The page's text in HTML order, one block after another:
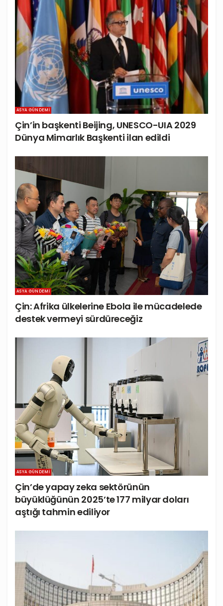
ASYA GÜNDEMI
Çin’in başkenti Beijing, UNESCO-UIA 2029
Dünya Mimarlık Başkenti ilan edildi
ASYA GÜNDEMI
Çin: Afrika ülkelerine Ebola ile mücadelede
destek vermeyi sürdüreceğiz
ASYA GÜNDEMI
Çin’de yapay zeka sektörünün
büyüklüğünün 2025’te 177 milyar doları
aştığı tahmin ediliyor